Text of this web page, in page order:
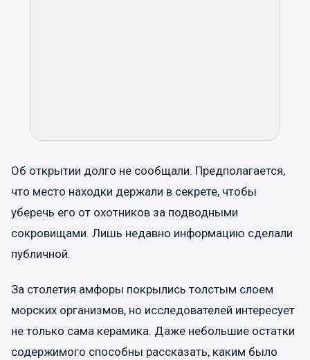
Об открытии долго не сообщали. Предполагается,
что место находки держали в секрете, чтобы
уберечь его от охотников за подводными
сокровищами. Лишь недавно информацию сделали
публичной.
За столетия амфоры покрылись толстым слоем
морских организмов, но исследователей интересует
не только сама керамика. Даже небольшие остатки
содержимого способны рассказать, каким было